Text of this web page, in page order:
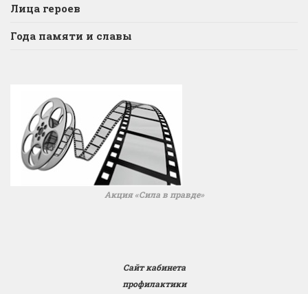
Лица героев
Года памяти и славы
Акция «Сила в правде»
Сайт кабинета
профилактики